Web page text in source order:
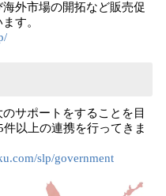
外市場の開拓など販売促
す。
サポートをすることを目
以上の連携を行ってきま
slp/government